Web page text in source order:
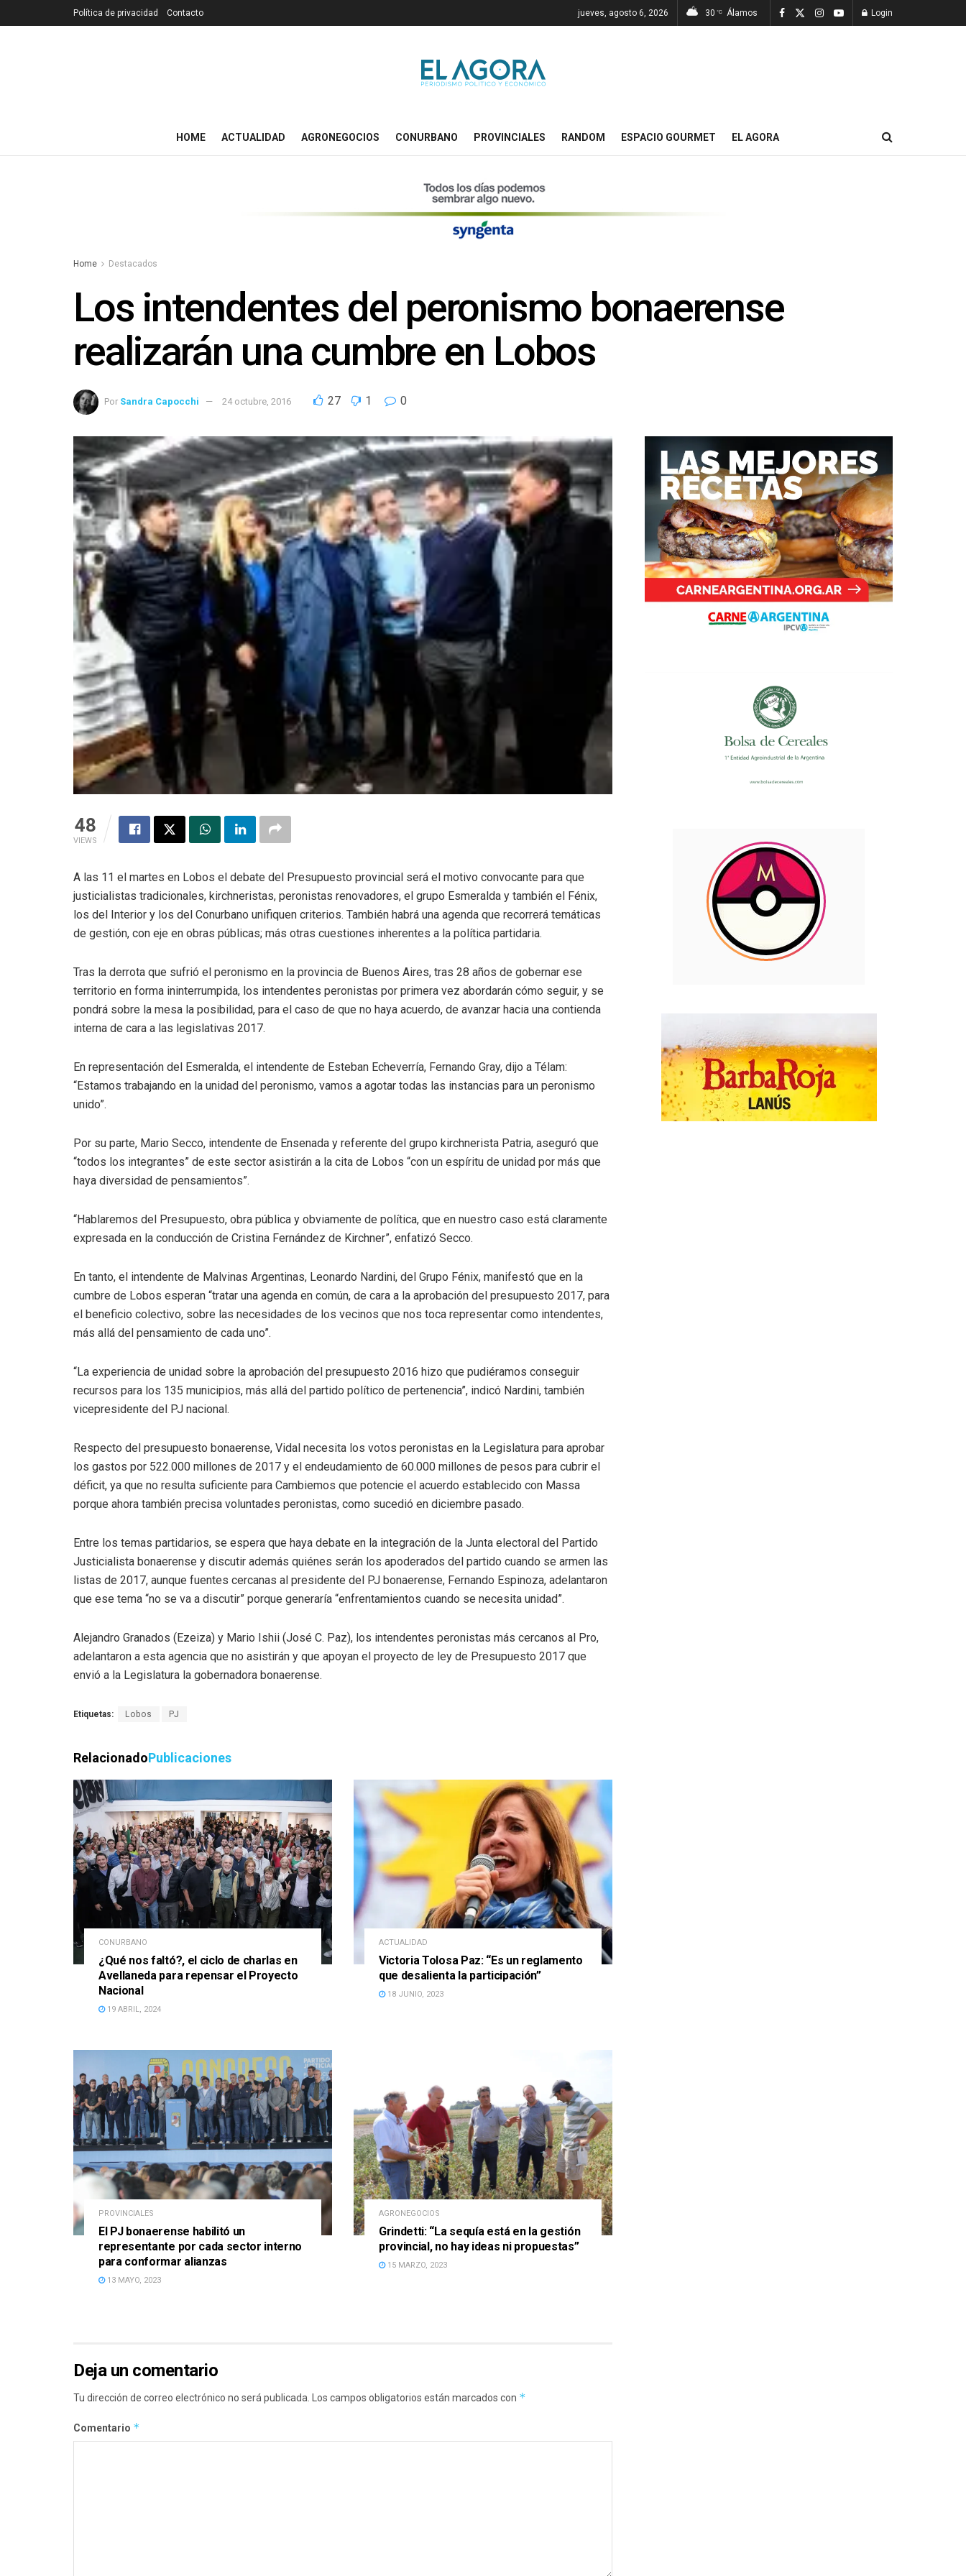
Política de privacidad Contacto jueves, agosto 6, 2026 30 °C Álamos Login
HOME ACTUALIDAD AGRONEGOCIOS CONURBANO PROVINCIALES RANDOM ESPACIO GOURMET EL AGORA
Home Destacados
Los intendentes del peronismo bonaerense
realizarán una cumbre en Lobos
Por Sandra Capocchi 24 octubre, 2016 27 1 0
48
VIEWS
A las 11 el martes en Lobos el debate del Presupuesto provincial será el motivo convocante para que
justicialistas tradicionales, kirchneristas, peronistas renovadores, el grupo Esmeralda y también el Fénix,
los del Interior y los del Conurbano unifiquen criterios. También habrá una agenda que recorrerá temáticas
de gestión, con eje en obras públicas; más otras cuestiones inherentes a la política partidaria.
Tras la derrota que sufrió el peronismo en la provincia de Buenos Aires, tras 28 años de gobernar ese
territorio en forma ininterrumpida, los intendentes peronistas por primera vez abordarán cómo seguir, y se
pondrá sobre la mesa la posibilidad, para el caso de que no haya acuerdo, de avanzar hacia una contienda
interna de cara a las legislativas 2017.
En representación del Esmeralda, el intendente de Esteban Echeverría, Fernando Gray, dijo a Télam:
“Estamos trabajando en la unidad del peronismo, vamos a agotar todas las instancias para un peronismo
unido”.
Por su parte, Mario Secco, intendente de Ensenada y referente del grupo kirchnerista Patria, aseguró que
“todos los integrantes” de este sector asistirán a la cita de Lobos “con un espíritu de unidad por más que
haya diversidad de pensamientos”.
“Hablaremos del Presupuesto, obra pública y obviamente de política, que en nuestro caso está claramente
expresada en la conducción de Cristina Fernández de Kirchner”, enfatizó Secco.
En tanto, el intendente de Malvinas Argentinas, Leonardo Nardini, del Grupo Fénix, manifestó que en la
cumbre de Lobos esperan “tratar una agenda en común, de cara a la aprobación del presupuesto 2017, para
el beneficio colectivo, sobre las necesidades de los vecinos que nos toca representar como intendentes,
más allá del pensamiento de cada uno”.
“La experiencia de unidad sobre la aprobación del presupuesto 2016 hizo que pudiéramos conseguir
recursos para los 135 municipios, más allá del partido político de pertenencia”, indicó Nardini, también
vicepresidente del PJ nacional.
Respecto del presupuesto bonaerense, Vidal necesita los votos peronistas en la Legislatura para aprobar
los gastos por 522.000 millones de 2017 y el endeudamiento de 60.000 millones de pesos para cubrir el
déficit, ya que no resulta suficiente para Cambiemos que potencie el acuerdo establecido con Massa
porque ahora también precisa voluntades peronistas, como sucedió en diciembre pasado.
Entre los temas partidarios, se espera que haya debate en la integración de la Junta electoral del Partido
Justicialista bonaerense y discutir además quiénes serán los apoderados del partido cuando se armen las
listas de 2017, aunque fuentes cercanas al presidente del PJ bonaerense, Fernando Espinoza, adelantaron
que ese tema “no se va a discutir” porque generaría “enfrentamientos cuando se necesita unidad”.
Alejandro Granados (Ezeiza) y Mario Ishii (José C. Paz), los intendentes peronistas más cercanos al Pro,
adelantaron a esta agencia que no asistirán y que apoyan el proyecto de ley de Presupuesto 2017 que
envió a la Legislatura la gobernadora bonaerense.
Etiquetas: Lobos PJ
RelacionadoPublicaciones
CONURBANO
¿Qué nos faltó?, el ciclo de charlas en
Avellaneda para repensar el Proyecto
Nacional
19 ABRIL, 2024
ACTUALIDAD
Victoria Tolosa Paz: “Es un reglamento
que desalienta la participación”
18 JUNIO, 2023
PROVINCIALES
El PJ bonaerense habilitó un
representante por cada sector interno
para conformar alianzas
13 MAYO, 2023
AGRONEGOCIOS
Grindetti: “La sequía está en la gestión
provincial, no hay ideas ni propuestas”
15 MARZO, 2023
Deja un comentario
Tu dirección de correo electrónico no será publicada. Los campos obligatorios están marcados con *
Comentario *